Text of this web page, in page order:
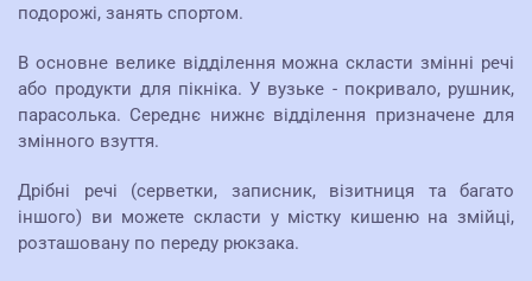
подорожі, занять спортом.
В основне велике відділення можна скласти змінні речі
або продукти для пікніка. У вузьке - покривало, рушник,
парасолька. Середнє нижнє відділення призначене для
змінного взуття.
Дрібні речі (серветки, записник, візитниця та багато
іншого) ви можете скласти у містку кишеню на змійці,
розташовану по переду рюкзака.